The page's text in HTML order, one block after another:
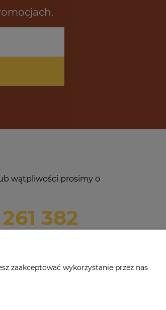
wątpliwości prosimy o
382
zaakceptować wykorzystanie przez nas